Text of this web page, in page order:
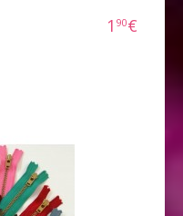
1 90€